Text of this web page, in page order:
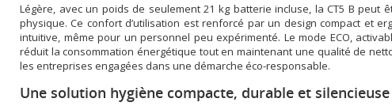
Légère, avec un poids de seulement 21 kg batterie incluse, la CT5 B
physique. Ce confort d’utilisation est renforcé par un design compact et
intuitive, même pour un personnel peu expérimenté. Le mode ECO,
réduit la consommation énergétique tout en maintenant une qualité de
les entreprises engagées dans une démarche éco-responsable.
Une solution hygiène compacte, durable et silencieuse